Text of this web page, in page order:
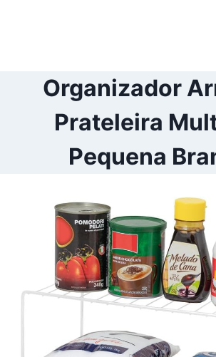
Organizador
Prateleira
Pequena